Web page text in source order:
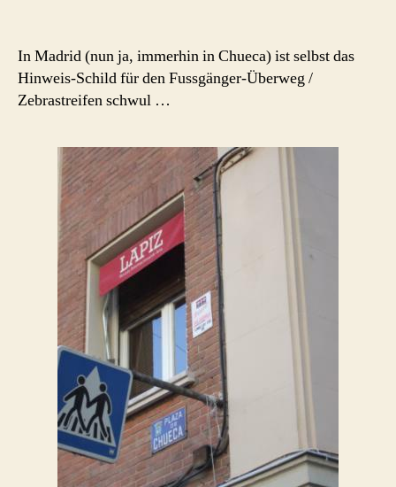
In Madrid (nun ja, immerhin in Chueca) ist selbst das
Hinweis-Schild für den Fussgänger-Überweg /
Zebrastreifen schwul …